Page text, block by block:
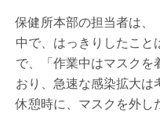
保健所本部の担当者は、
中で、はっきりしたこ
で、「作業中はマスクを
おり、急速な感染拡大
休憩時に、マスクを外し